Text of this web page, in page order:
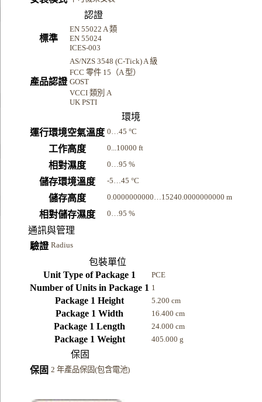
認證
標準
EN 55022 A 類
EN 55024
ICES-003
產品認證
AS/NZS 3548 (C-Tick) A 級
FCC 零件 15（A 型）
GOST
VCCI 類別 A
UK PSTI
環境
運行環境空氣溫度 0…45 °C
工作高度 0...10000 ft
相對濕度 0…95 %
儲存環境溫度 -5…45 °C
儲存高度 0.0000000000…15240.0000000000 m
相對儲存濕度 0…95 %
通訊與管理
驗證 Radius
包裝單位
Unit Type of Package 1
PCE
Number of Units in Package 1 1
Package 1 Height 5.200 cm
Package 1 Width 16.400 cm
Package 1 Length 24.000 cm
Package 1 Weight 405.000 g
保固
保固 2 年產品保固(包含電池)